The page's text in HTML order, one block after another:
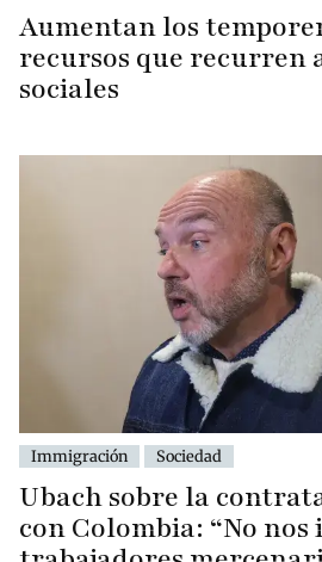
Aumentan los
recursos que recurren
sociales
Immigración Sociedad
Ubach sobre la
con Colombia: “No